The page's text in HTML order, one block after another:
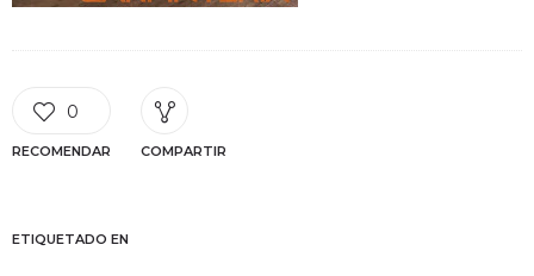
0
RECOMENDAR COMPARTIR
ETIQUETADO EN